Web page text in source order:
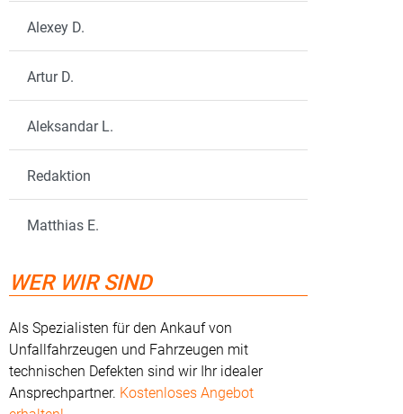
Alexey D.
Artur D.
Aleksandar L.
Redaktion
Matthias E.
WER WIR SIND
Als Spezialisten für den Ankauf von
Unfallfahrzeugen und Fahrzeugen mit
technischen Defekten sind wir Ihr idealer
Ansprechpartner. Kostenloses Angebot